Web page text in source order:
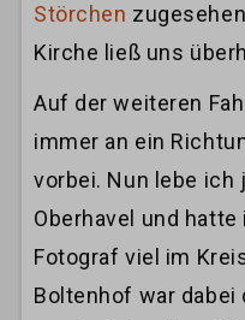
Störchen
Kirche ließ uns
Auf der weiteren
immer an ein
vorbei. Nun lebe ich
Oberhavel und
Fotograf viel im
Boltenhof war dabei